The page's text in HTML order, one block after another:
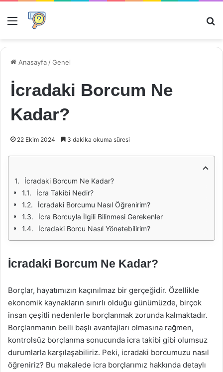
Menü
Anasayfa /Genel
İcradaki Borcum Ne
Kadar?
22 Ekim 2024 3 dakika okuma süresi
İcradaki Borcum Ne Kadar?
İcra Takibi Nedir?
İcradaki Borcumu Nasıl Öğrenirim?
İcra Borcuyla İlgili Bilinmesi Gerekenler
İcradaki Borcu Nasıl Yönetebilirim?
İcradaki Borcum Ne Kadar?
Borçlar, hayatımızın kaçınılmaz bir gerçeğidir. Özellikle
ekonomik kaynakların sınırlı olduğu günümüzde, birçok
insan çeşitli nedenlerle borçlanmak zorunda kalmaktadır.
Borçlanmanın belli başlı avantajları olmasına rağmen,
kontrolsüz borçlanma sonucunda icra takibi gibi olumsuz
durumlarla karşılaşabiliriz. Peki, icradaki borcumuzu nasıl
öğreniriz? Bu makalede icra borçlarımız hakkında detaylı